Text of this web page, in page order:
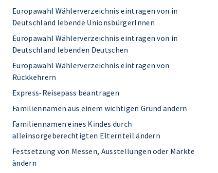
Europawahl Wählerverzeichnis eintragen von in
Deutschland lebende UnionsbürgerInnen
Europawahl Wählerverzeichnis eintragen von in
Deutschland lebenden Deutschen
Europawahl Wählerverzeichnis eintragen von
Rückkehrern
Express-Reisepass beantragen
Familiennamen aus einem wichtigen Grund ändern
Familiennamen eines Kindes durch
alleinsorgeberechtigten Elternteil ändern
Festsetzung von Messen, Ausstellungen oder Märkte
ändern